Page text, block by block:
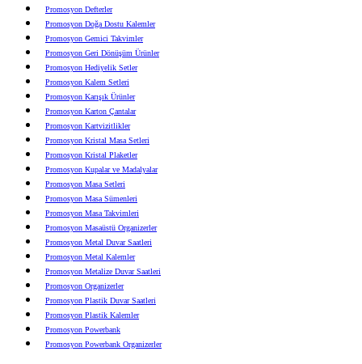
Promosyon Defterler
Promosyon Doğa Dostu Kalemler
Promosyon Gemici Takvimler
Promosyon Geri Dönüşüm Ürünler
Promosyon Hediyelik Setler
Promosyon Kalem Setleri
Promosyon Karışık Ürünler
Promosyon Karton Çantalar
Promosyon Kartvizitlikler
Promosyon Kristal Masa Setleri
Promosyon Kristal Plaketler
Promosyon Kupalar ve Madalyalar
Promosyon Masa Setleri
Promosyon Masa Sümenleri
Promosyon Masa Takvimleri
Promosyon Masaüstü Organizerler
Promosyon Metal Duvar Saatleri
Promosyon Metal Kalemler
Promosyon Metalize Duvar Saatleri
Promosyon Organizerler
Promosyon Plastik Duvar Saatleri
Promosyon Plastik Kalemler
Promosyon Powerbank
Promosyon Powerbank Organizerler